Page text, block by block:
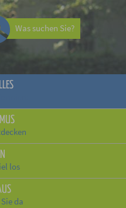
Was suchen Sie?
los
da